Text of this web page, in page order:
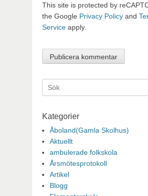
This site is protected by
the Google Privacy Policy and
Service apply.
Sök
efter:
Kategorier
Åboland(Gamla Skolhus)
Aktuellt
ambulerade folkskola
Årsmötesprotokoll
Artikel
Blogg